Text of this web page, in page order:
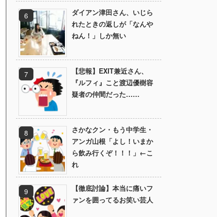
ダイアン津田さん、いじら
れたときの返しが「なんや
ねん！」しか無い
【悲報】EXIT兼近さん、
『ルフィ』こと渡辺優樹容
疑者の仲間だった……
さかなクン・もう中学生・
アンガ山根「よし！いまか
ら飲み行くぞ！！！」←こ
れ
【徹底討論】本当に痛いフ
ァンを囲ってるお笑い芸人